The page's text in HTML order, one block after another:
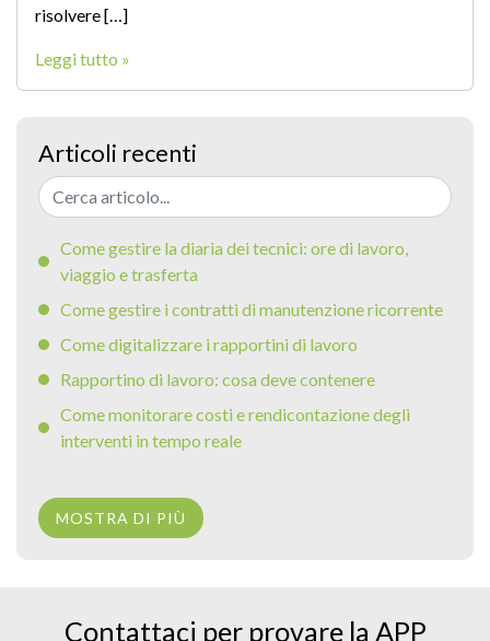
risolvere […]
Leggi tutto »
Articoli recenti
Come gestire la diaria dei tecnici: ore di lavoro,
viaggio e trasferta
Come gestire i contratti di manutenzione ricorrente
Come digitalizzare i rapportini di lavoro
Rapportino di lavoro: cosa deve contenere
Come monitorare costi e rendicontazione degli
interventi in tempo reale
MOSTRA DI PIÙ
Contattaci per provare la APP